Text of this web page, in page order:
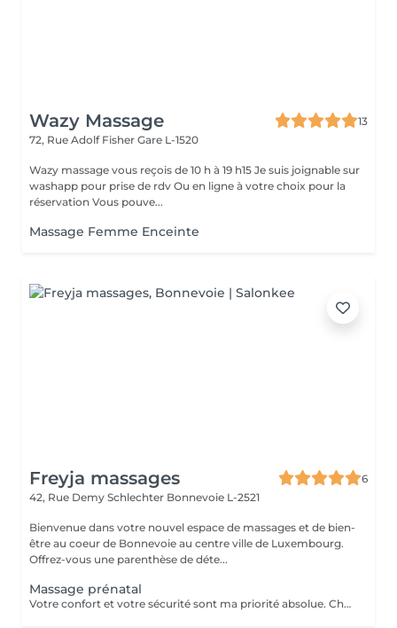
Wazy Massage
13
72, Rue Adolf Fisher Gare L-1520
Wazy massage vous reçois de 10 h à 19 h15 Je suis joignable sur
washapp pour prise de rdv Ou en ligne à votre choix pour la
réservation Vous pouve...
Massage Femme Enceinte
Freyja massages
6
42, Rue Demy Schlechter Bonnevoie L-2521
Bienvenue dans votre nouvel espace de massages et de bien-
être au coeur de Bonnevoie au centre ville de Luxembourg.
Offrez-vous une parenthèse de déte...
Massage prénatal
Votre confort et votre sécurité sont ma priorité absolue. Chaque séance est adaptée à votre trimestre, à vos zones de tension, à ce que vous traversez ce jour-là. Vous êtes accueillie dans un espace chaleureux, calme, entièrement dédié à votre bien-être. Le massage prénatal est pratiqué en position confortable, avec des huiles douces et naturelles, dès le deuxième trimestre de grossesse. Ensemble nous pourrons soulager les douleurs du dos, des hanches et des jambes, réduire les tensions et le stress du quotidien, diminuer les dèmes et favoriser la circulation sanguine, favoriser un sommeil plus profond et réparateur.